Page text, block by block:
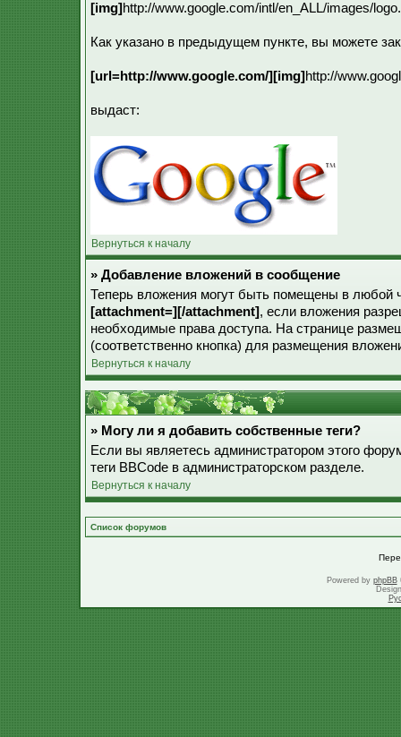
[img] http://www.google.com/intl/en_ALL/images/
Как указано в предыдущем пункте, вы можете
[url=http://www.google.com/][img] http://
выдаст:
Вернуться к началу
» Добавление вложений в сообщение
Теперь вложения могут быть помещены в любой
[attachment=][/attachment], если вложения
необходимые права доступа. На странице
(соответственно кнопка) для размещения
Вернуться к началу
» Могу ли я добавить собственные теги?
Если вы являетесь администратором этого
теги BBCode в администраторском разделе.
Вернуться к началу
Список форумов
Powered by phpBB